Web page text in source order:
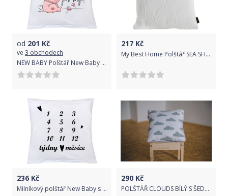
od 201 Kč
ve 3 obchodech
NEW BABY Polštář New Baby s potiskem Jsem jen tvoje! 40x40 cm růžový
217 Kč
My Best Home Polštář SEA SHELL bílá 45x45 cm
236 Kč
Milníkový polštář New Baby s potiskem 40x40 cm, Bílá
290 Kč
POLŠTÁŘ CLOUDS BÍLÝ S ŠEDÝMI MRAKY, RŮŽOVÝ LEM